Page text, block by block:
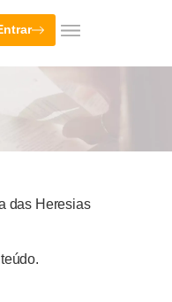
das Heresias